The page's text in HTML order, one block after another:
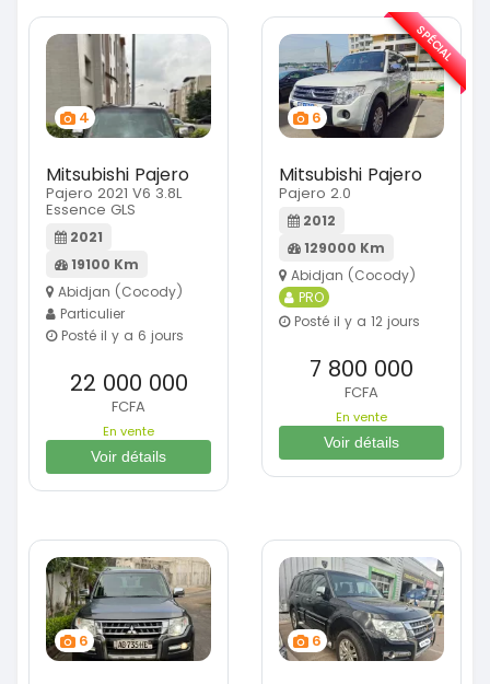
4
Mitsubishi Pajero
Pajero 2021 V6 3.8L
Essence GLS
2021
19100 Km
Abidjan (Cocody)
Particulier
Posté il y a 6 jours
22 000 000
FCFA
En vente
Voir détails
6
Mitsubishi Pajero
Pajero 2.0
2012
129000 Km
Abidjan (Cocody)
PRO
Posté il y a 12 jours
7 800 000
FCFA
En vente
Voir détails
SPÉCIAL
6 6